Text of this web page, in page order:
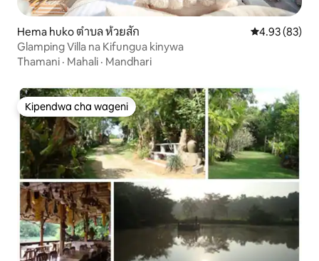
Hema huko ตำบล ห้วยสัก Ukadiriaji wa
4.93 (83)
Glamping Villa na Kifungua kinywa
Thamani · Mahali · Mandhari
Kipendwa cha wageni
Kipendwa cha wageni